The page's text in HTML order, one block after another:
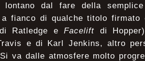
lontano dal fare della
a fianco di qualche titolo
Ratledge eFacelift di
e di Karl Jenkins, altro
va dalle atmosfere molto